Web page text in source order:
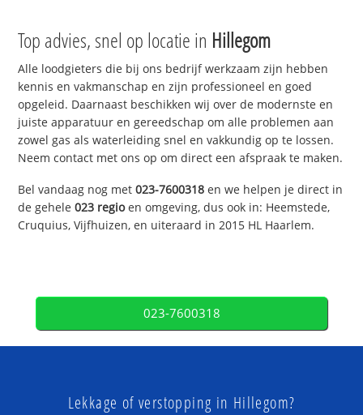
Top advies, snel op locatie in Hillegom
Alle loodgieters die bij ons bedrijf werkzaam zijn hebben
kennis en vakmanschap en zijn professioneel en goed
opgeleid. Daarnaast beschikken wij over de modernste en
juiste apparatuur en gereedschap om alle problemen aan
zowel gas als waterleiding snel en vakkundig op te lossen.
Neem contact met ons op om direct een afspraak te maken.
Bel vandaag nog met023-7600318 en we helpen je direct in
de gehele023 regioen omgeving, dus ook in: Heemstede,
Cruquius, Vijfhuizen, en uiteraard in 2015 HL Haarlem.
023-7600318
Lekkage of verstopping in Hillegom?